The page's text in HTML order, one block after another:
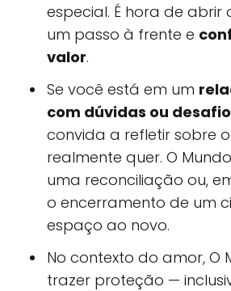
especial. É hora de
um passo à frente e
valor.
Se você está em um
com dúvidas ou
convida a refletir sobre
realmente quer. O
uma reconciliação ou,
o encerramento de um
espaço ao novo.
No contexto do amor, O
trazer proteção —